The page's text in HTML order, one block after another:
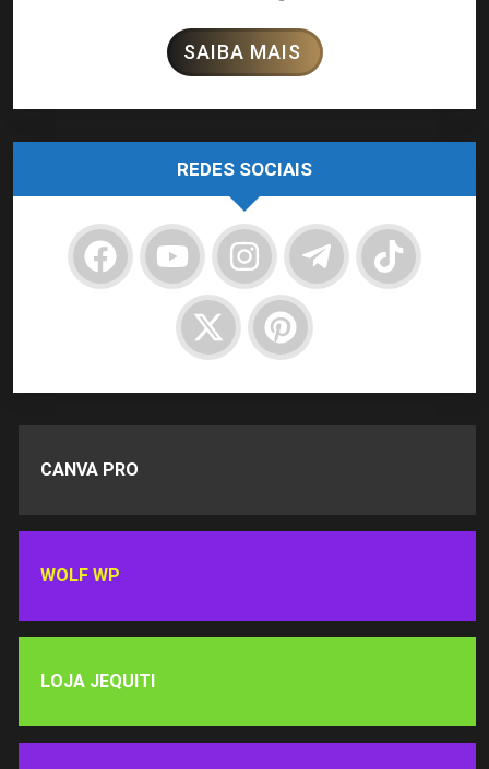
SAIBA MAIS
REDES SOCIAIS
CANVA PRO
WOLF WP
LOJA JEQUITI